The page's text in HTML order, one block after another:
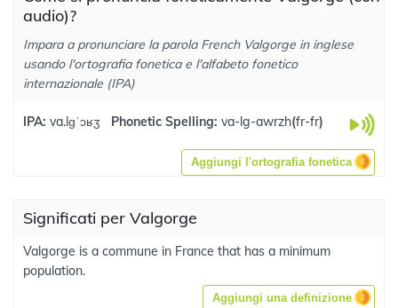
audio)?
Impara a pronunciare la parola French Valgorge in inglese
usando l'ortografia fonetica e l'alfabeto fonetico
internazionale (IPA)
IPA: va.lɡˈɔʁʒ Phonetic Spelling: va-lg-awrzh(fr-fr)
Aggiungi l'ortografia fonetica
Significati per Valgorge
Valgorge is a commune in France that has a minimum
population.
Aggiungi una definizione